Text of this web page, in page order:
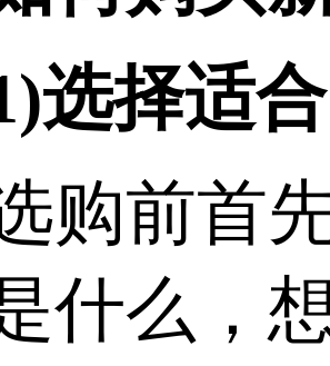
选择适
前首先
什么，